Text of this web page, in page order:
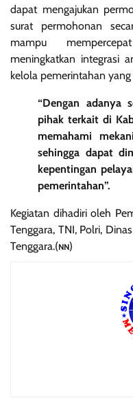
dapat mengajukan
surat permohonan
mampu
meningkatkan integrasi
kelola pemerintahan
“Dengan adanya
pihak terkait di
memahami
sehingga dapat
kepentingan
pemerintahan”.
Kegiatan dihadiri oleh
Tenggara, TNI, Polri,
Tenggara.(NN)